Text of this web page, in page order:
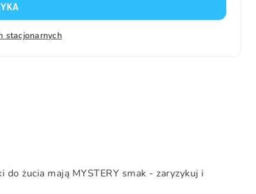
stacjonarnych
żucia mają MYSTERY smak - zaryzykuj i